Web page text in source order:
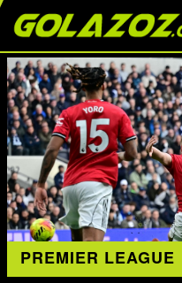
PREMIER LEAGUE